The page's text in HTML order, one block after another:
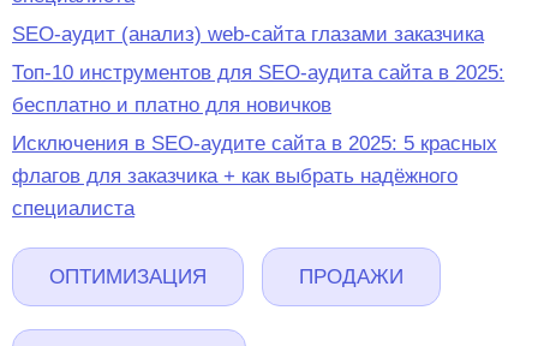
SEO-аудит (анализ) web-сайта глазами заказчика
Топ-10 инструментов для SEO-аудита сайта в 2025:
бесплатно и платно для новичков
Исключения в SEO-аудите сайта в 2025: 5 красных
флагов для заказчика + как выбрать надёжного
специалиста
ОПТИМИЗАЦИЯ ПРОДАЖИ